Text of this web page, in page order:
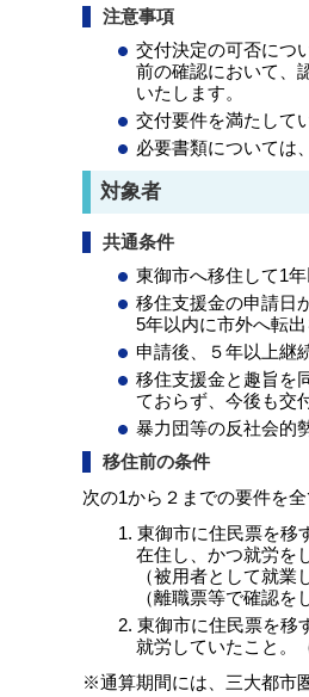
注意事項
交付決定の可否につ
前の確認において、
いたします。
交付要件を満たして
必要書類については
対象者
共通条件
東御市へ移住して1
移住支援金の申請日
5年以内に市外へ転
申請後、５年以上継
移住支援金と趣旨を
ておらず、今後も交
暴力団等の反社会的
移住前の条件
次の1から２までの要件を
東御市に住民票を移
在住し、かつ就労を
（被用者として就
（離職票等で確認
東御市に住民票を移
就労していたこと。
※通算期間には、三大都市